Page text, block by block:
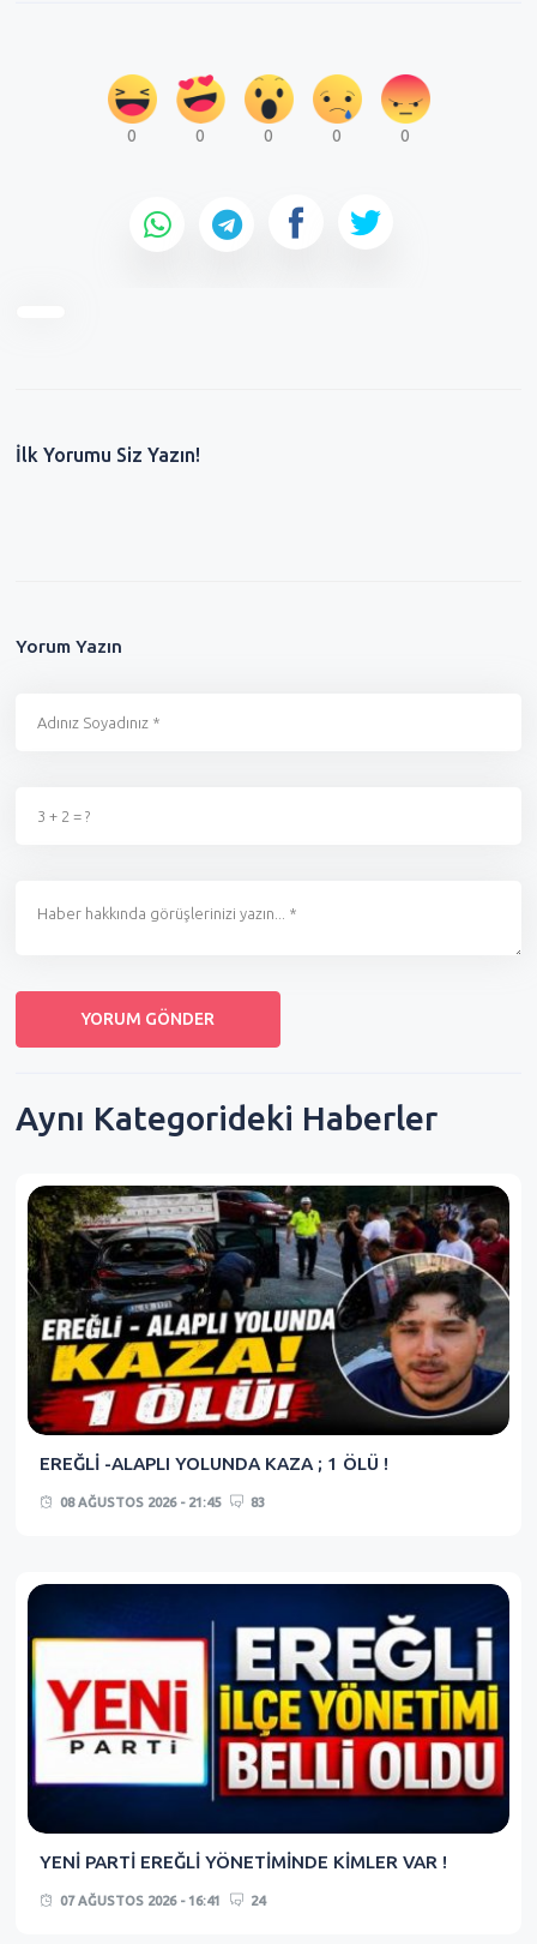
0 0 0 0 0
İlk Yorumu Siz Yazın!
Yorum Yazın
Aynı Kategorideki Haberler
EREĞLİ -ALAPLI YOLUNDA KAZA ; 1 ÖLÜ !
08 AĞUSTOS 2026 - 21:45 83
YENİ PARTİ EREĞLİ YÖNETİMİNDE KİMLER VAR !
07 AĞUSTOS 2026 - 16:41 24